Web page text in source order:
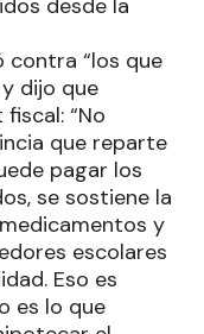
desde la
contra “los que
dijo que
“No
que reparte
pagar los
se sostiene la
y
escolares
Eso es
es lo que